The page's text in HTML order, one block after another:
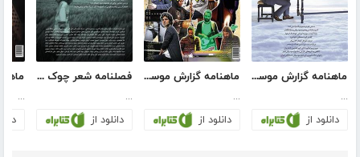
ماهنامه گزارش موسیقی - اسفند 1396 (مسلسل 97)
...
دانلود از
ماهنامه گزارش موسیقی ـ مرداد 1394 (مسلسل 75)
...
دانلود از
فصلنامه شعر چوک - شماره هشتم
...
دانلود از
...